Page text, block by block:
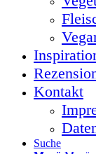
Kontakt
Suche